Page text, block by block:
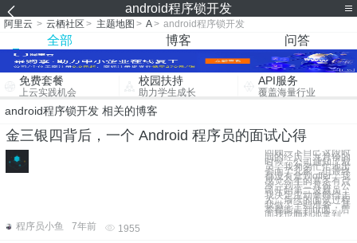
android程序锁开发
阿里云 > 云栖社区 > 主题地图 > A> android程序锁开发
全部 博客 问答
免费套餐
上云实践机会
校园扶持
助力学生成长
API服务
覆盖海量行业
android程序锁开发 相关的博客
金三银四背后，一个 Android 程序员的面试心得
回顾一下自己这段时
间的经历，九月份的
时候，公司通知了裁
员，我匆匆忙忙地出
去面了几家，但最终
都没有拿到offer，我
感觉今年的寒冬有点
冷。到十二月份，公
司开始第二波裁员，
我决定主动拿赔偿走
人。后续的面试过程
我做了一些准备，基
本都能走到hr面，后
面我也顺利地拿到
程序员小鱼
7年前 1955